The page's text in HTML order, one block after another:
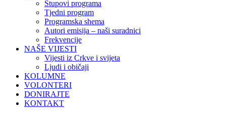
Stupovi programa
Tjedni program
Programska shema
Autori emisija – naši suradnici
Frekvencije
NAŠE VIJESTI
Vijesti iz Crkve i svijeta
Ljudi i običaji
KOLUMNE
VOLONTERI
DONIRAJTE
KONTAKT